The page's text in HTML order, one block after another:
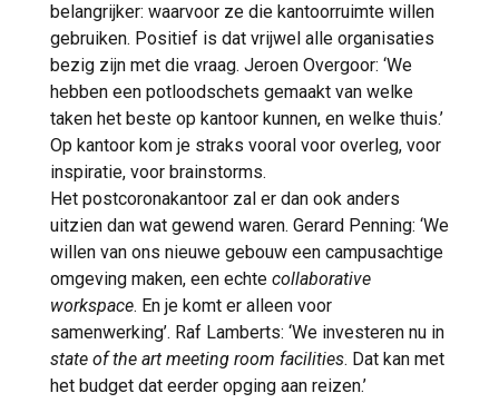
belangrijker: waarvoor ze die kantoorruimte willen
gebruiken. Positief is dat vrijwel alle organisaties
bezig zijn met die vraag. Jeroen Overgoor: ‘We
hebben een potloodschets gemaakt van welke
taken het beste op kantoor kunnen, en welke thuis.’
Op kantoor kom je straks vooral voor overleg, voor
inspiratie, voor brainstorms.
Het postcoronakantoor zal er dan ook anders
uitzien dan wat gewend waren. Gerard Penning: ‘We
willen van ons nieuwe gebouw een campusachtige
omgeving maken, een echte collaborative
workspace. En je komt er alleen voor
samenwerking’. Raf Lamberts: ‘We investeren nu in
state of the art meeting room facilities. Dat kan met
het budget dat eerder opging aan reizen.’